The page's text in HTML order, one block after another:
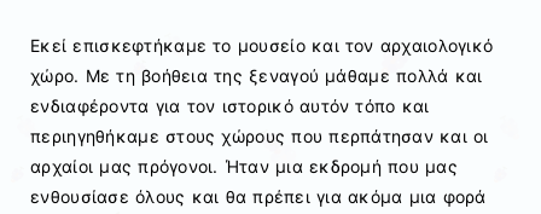
Εκεί επισκεφτήκαμε το μουσείο και τον αρχαιολογικό
χώρο. Με τη βοήθεια της ξεναγού μάθαμε πολλά και
ενδιαφέροντα για τον ιστορικό αυτόν τόπο και
περιηγηθήκαμε στους χώρους που περπάτησαν και οι
αρχαίοι μας πρόγονοι. Ήταν μια εκδρομή που μας
ενθουσίασε όλους και θα πρέπει για ακόμα μια φορά